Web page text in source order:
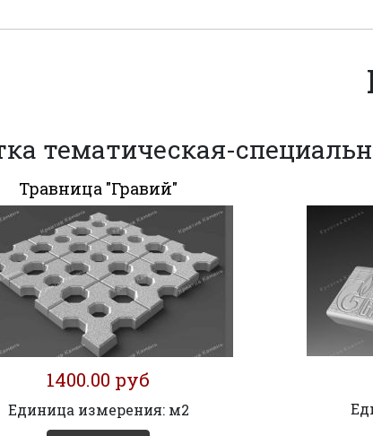
тематическая-
Травница "Гравий"
1400.00 руб
Единица измерения: м2